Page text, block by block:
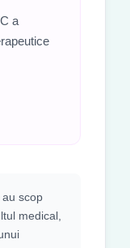
a
scop
medical,